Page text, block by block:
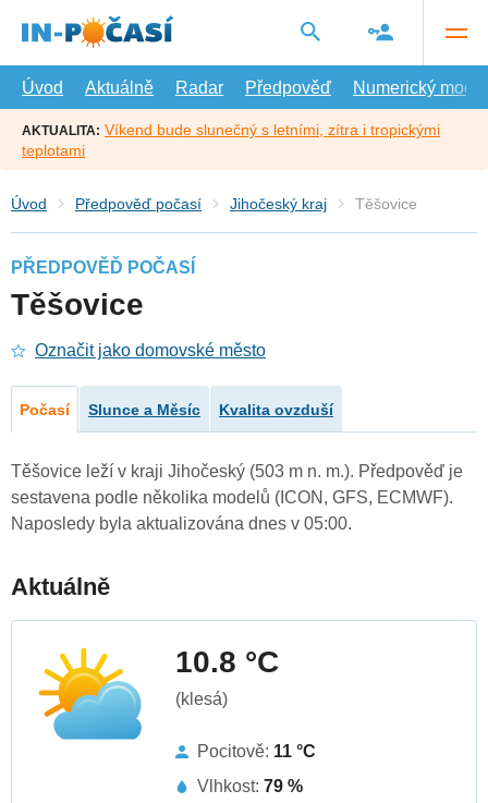
hlavní
Úvod
Aktuálně Radar Předpověď Numerický model
AKTUALITA: Víkend bude slunečný s letními, zítra i tropickými
teplotami
Úvod Předpověď počasí Jihočeský kraj Těšovice
PŘEDPOVĚĎ POČASÍ
Těšovice
Označit jako domovské město
Počasí Slunce a Měsíc Kvalita ovzduší
Těšovice leží v kraji Jihočeský (503 m n. m.). Předpověď je
sestavena podle několika modelů (ICON, GFS, ECMWF).
Naposledy byla aktualizována dnes v 05:00.
Aktuálně
10.8 °C
(klesá)
Pocitově: 11 °C
Vlhkost: 79 %